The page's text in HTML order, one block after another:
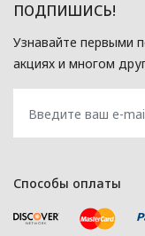
ПОДПИШИСЬ!
Узнавайте первыми
акциях и многом
Способы оплаты